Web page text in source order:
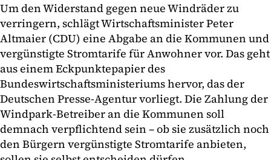
Um den Widerstand gegen neue Windräder zu
verringern, schlägt Wirtschaftsminister Peter
Altmaier (CDU) eine Abgabe an die Kommunen und
vergünstigte Stromtarife für Anwohner vor. Das geht
aus einem Eckpunktepapier des
Bundeswirtschaftsministeriums hervor, das der
Deutschen Presse-Agentur vorliegt. Die Zahlung der
Windpark-Betreiber an die Kommunen soll
demnach verpflichtend sein – ob sie zusätzlich noch
den Bürgern vergünstigte Stromtarife anbieten,